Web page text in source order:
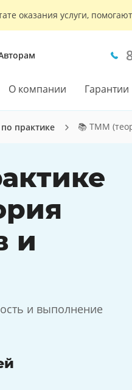
оказания услуги,
О компании Гарантии
практике 📚 ТММ
и
и выполнение